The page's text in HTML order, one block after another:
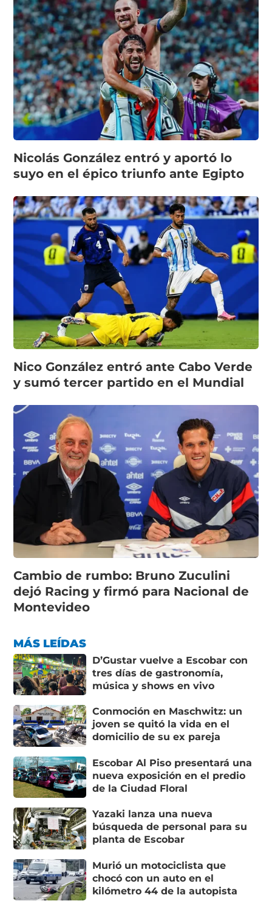
Nicolás González entró y aportó lo
suyo en el épico triunfo ante Egipto
Nico González entró ante Cabo Verde
y sumó tercer partido en el Mundial
Cambio de rumbo: Bruno Zuculini
dejó Racing y firmó para Nacional de
Montevideo
MÁS LEÍDAS
D’Gustar vuelve a Escobar con
tres días de gastronomía,
música y shows en vivo
Conmoción en Maschwitz: un
joven se quitó la vida en el
domicilio de su ex pareja
Escobar Al Piso presentará una
nueva exposición en el predio
de la Ciudad Floral
Yazaki lanza una nueva
búsqueda de personal para su
planta de Escobar
Murió un motociclista que
chocó con un auto en el
kilómetro 44 de la autopista